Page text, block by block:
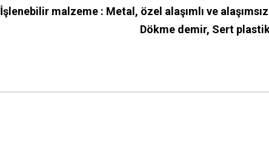
İşlenebilir malzeme : Metal, özel alaşımlı ve
Dökme demir, Sert